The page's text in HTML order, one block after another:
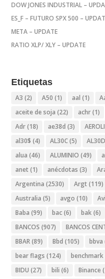
DOW JONES INDUSTRIAL –
ES_F – FUTURO SPX 500 –
META – UPDATE
RATIO XLP/ XLY – UPDATE
Etiquetas
A3 (2) A50 (1) aal (1)
aceite de soja (22) achr(1)
Adr(18) ae38d (3)
al30$ (4) AL30C(5) AL30D
alua (46) ALUMINIO (49)
anet (1) anécdotas (3)
Argentina (2530) Argt (119)
Australia (5) avgo (10)
Baba (99) bac(6) bak(6)
BANCOS (907) BANCOS
BBAR(89) Bbd (105) bbva
bear flags (124) benchmark
BIDU (27) bili (6) Binance